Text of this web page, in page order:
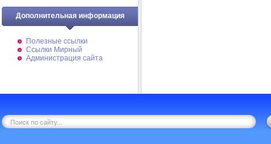
Дополнительная информация
Полезные ссылки
Ссылки Мирный
Администрация сайта